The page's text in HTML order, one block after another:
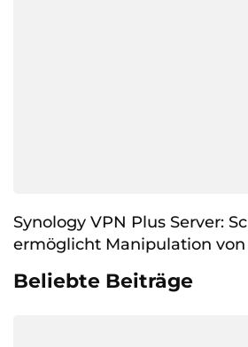
Synology VPN Plus Server:
ermöglicht Manipulation
Beliebte Beiträge